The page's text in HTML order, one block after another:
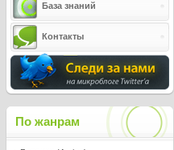
База знаний
Контакты
По жанрам